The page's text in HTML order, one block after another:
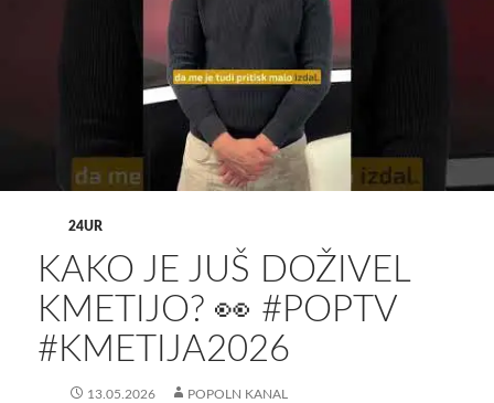
24UR
KAKO JE JUŠ DOŽIVEL
KMETIJO? 👀 #POPTV
#KMETIJA2026
13.05.2026 POPOLN KANAL